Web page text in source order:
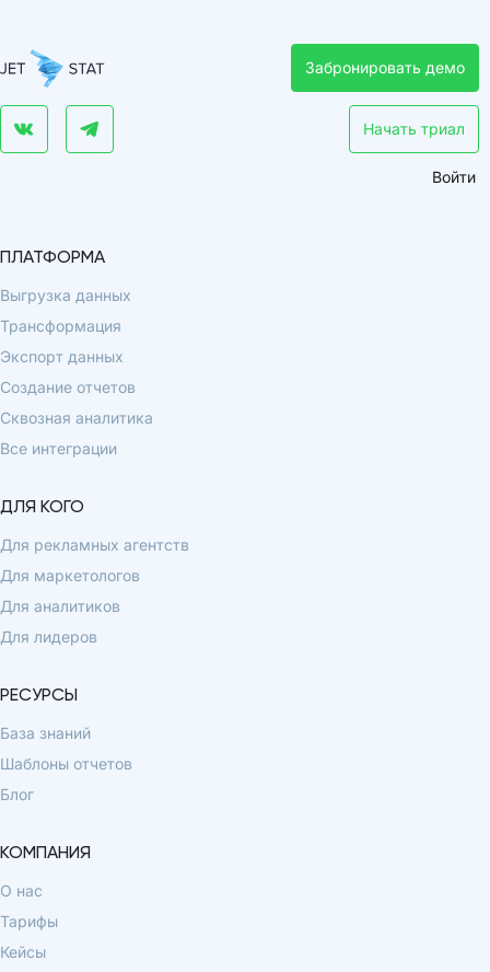
Забронировать демо
Начать триал
Войти
ПЛАТФОРМА
Выгрузка данных
Трансформация
Экспорт данных
Создание отчетов
Сквозная аналитика
Все интеграции
ДЛЯ КОГО
Для рекламных агентств
Для маркетологов
Для аналитиков
Для лидеров
РЕСУРСЫ
База знаний
Шаблоны отчетов
Блог
КОМПАНИЯ
О нас
Тарифы
Кейсы